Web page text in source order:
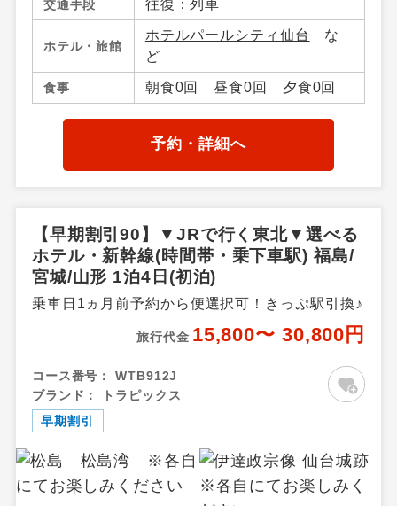
谷・南三陸・気仙沼・宮城県
その他、山形県／山形市内・
山形蔵王・上山・赤湯温泉・
米沢・山形県その他、福島県
／福島市内・飯坂温泉・会津
若松・東山・芦ノ牧・喜多
方・熱塩温泉・磐梯高原・土
湯・高湯温泉周辺・郡山・福
交通手段 往復：列車
ホテル・旅館
ホテルパールシティ仙台
な
ど
食事 朝食0回 昼食0回 夕食0回
予約・詳細へ
【早期割引90】▼JRで行く東北▼選べる
ホテル・新幹線(時間帯・乗下車駅) 福島/
宮城/山形 1泊4日(初泊)
乗車日1ヵ月前予約から便選択可！きっぷ駅引換♪
旅行代金 15,800〜 30,800円
コース番号：
WTB912J
ブランド：
トラピックス
早期割引